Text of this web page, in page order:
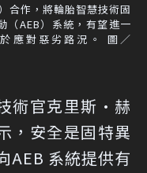
合作，將輪胎智慧技術固
AEB）系統，有望進一
應對惡劣路況。 圖／
術官克里斯·赫
，安全是固特異
AEB 系統提供有